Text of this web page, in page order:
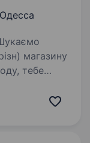
Одесса
магазину